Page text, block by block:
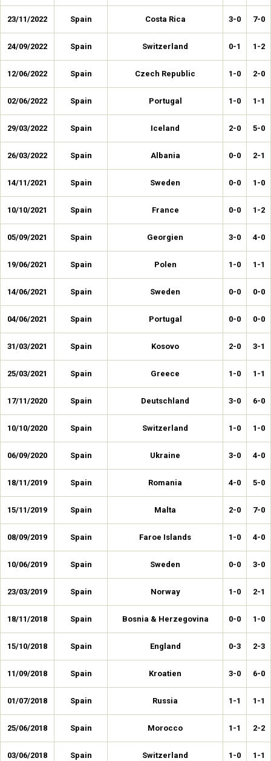
23/11/2022 Spain Costa Rica 3-0 7-0
24/09/2022 Spain Switzerland 0-1 1-2
12/06/2022 Spain Czech Republic 1-0 2-0
02/06/2022 Spain Portugal 1-0 1-1
29/03/2022 Spain Iceland 2-0 5-0
26/03/2022 Spain Albania 0-0 2-1
14/11/2021 Spain Sweden 0-0 1-0
10/10/2021 Spain France 0-0 1-2
05/09/2021 Spain Georgien 3-0 4-0
19/06/2021 Spain Polen 1-0 1-1
14/06/2021 Spain Sweden 0-0 0-0
04/06/2021 Spain Portugal 0-0 0-0
31/03/2021 Spain Kosovo 2-0 3-1
25/03/2021 Spain Greece 1-0 1-1
17/11/2020 Spain Deutschland 3-0 6-0
10/10/2020 Spain Switzerland 1-0 1-0
06/09/2020 Spain Ukraine 3-0 4-0
18/11/2019 Spain Romania 4-0 5-0
15/11/2019 Spain Malta 2-0 7-0
08/09/2019 Spain Faroe Islands 1-0 4-0
10/06/2019 Spain Sweden 0-0 3-0
23/03/2019 Spain Norway 1-0 2-1
18/11/2018 Spain Bosnia & Herzegovina 0-0 1-0
15/10/2018 Spain England 0-3 2-3
11/09/2018 Spain Kroatien 3-0 6-0
01/07/2018 Spain Russia 1-1 1-1
25/06/2018 Spain Morocco 1-1 2-2
03/06/2018 Spain Switzerland 1-0 1-1